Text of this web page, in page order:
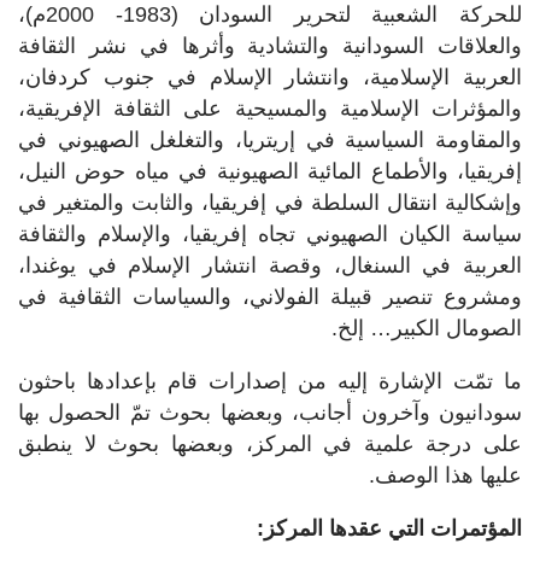
للحركة الشعبية لتحرير السودان (1983- 2000م)،
والعلاقات السودانية والتشادية وأثرها في نشر الثقافة
العربية الإسلامية، وانتشار الإسلام في جنوب كردفان،
والمؤثرات الإسلامية والمسيحية على الثقافة الإفريقية،
والمقاومة السياسية في إريتريا، والتغلغل الصهيوني في
إفريقيا، والأطماع المائية الصهيونية في مياه حوض النيل،
وإشكالية انتقال السلطة في إفريقيا، والثابت والمتغير في
سياسة الكيان الصهيوني تجاه إفريقيا، والإسلام والثقافة
العربية في السنغال، وقصة انتشار الإسلام في يوغندا،
ومشروع تنصير قبيلة الفولاني، والسياسات الثقافية في
الصومال الكبير… إلخ.
ما تمّت الإشارة إليه من إصدارات قام بإعدادها باحثون
سودانيون وآخرون أجانب، وبعضها بحوث تمّ الحصول بها
على درجة علمية في المركز، وبعضها بحوث لا ينطبق
عليها هذا الوصف.
المؤتمرات التي عقدها المركز: